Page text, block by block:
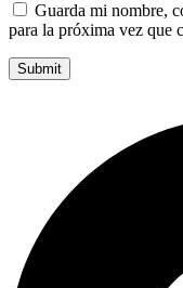
Guarda mi nombre,
para la próxima vez que